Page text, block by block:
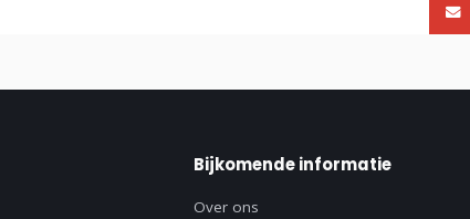
Bijkomende informatie
Over ons